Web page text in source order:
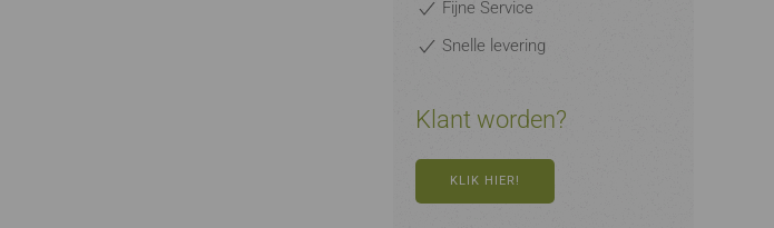
Fijne Service
Snelle levering
Klant worden?
KLIK HIER!